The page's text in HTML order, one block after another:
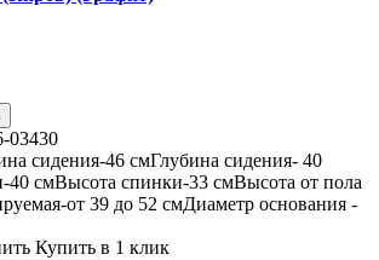
03430
сидения-46 смГлубина сидения- 40
смВысота спинки-33 смВысота от пола
от 39 до 52 смДиаметр основания -
Купить в 1 клик